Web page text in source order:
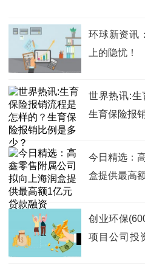
环球新资讯
上的隐忧！
世界热讯:生
生育保险报
今日精选：
盒提供最高
创业环保
项目公司投
(谭家坝)污